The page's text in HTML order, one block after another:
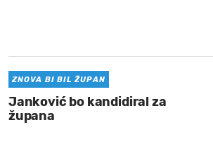
ZNOVA BI BIL ŽUPAN
Janković bo kandidiral za
župana